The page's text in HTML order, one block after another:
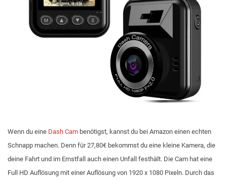
Wenn du eine Dash Cam benötigst, kannst du bei Amazon einen echten
Schnapp machen. Denn für 27,80€ bekommst du eine kleine Kamera, die
deine Fahrt und im Ernstfall auch einen Unfall festhält. Die Cam hat eine
Full HD Auflösung mit einer Auflösung von 1920 x 1080 Pixeln. Durch das